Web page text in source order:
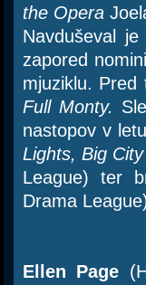
the Opera
Navduševal
zapored
mjuziklu.
Full Monty.
nastopov v
Lights, Big City
League) ter
Drama
Ellen Page